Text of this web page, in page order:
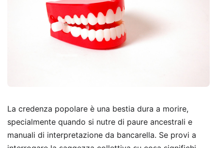
La credenza popolare è una bestia dura a morire,
specialmente quando si nutre di paure ancestrali e
manuali di interpretazione da bancarella. Se provi a